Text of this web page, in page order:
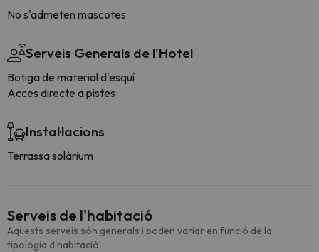
No s'admeten mascotes
Serveis Generals de l'Hotel
Botiga de material d'esquí
Acces directe a pistes
Instal·lacions
Terrassa solàrium
Serveis de l'habitació
Aquests serveis són generals i poden variar en funció de la
tipologia d'habitació.